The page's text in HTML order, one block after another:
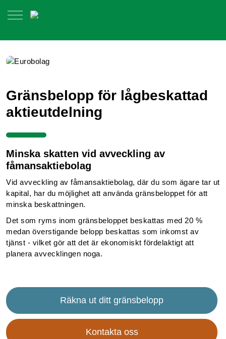
Gränsbelopp för lågbeskattad
aktieutdelning
Minska skatten vid avveckling av
fåmansaktiebolag
Vid avveckling av fåmansaktiebolag, där du som ägare tar ut
kapital, har du möjlighet att använda gränsbeloppet för att
minska beskattningen.
Det som ryms inom gränsbeloppet beskattas med 20 %
medan överstigande belopp beskattas som inkomst av
tjänst - vilket gör att det är ekonomiskt fördelaktigt att
planera avvecklingen noga.
Räkna ut ditt gränsbelopp
Kontakta oss